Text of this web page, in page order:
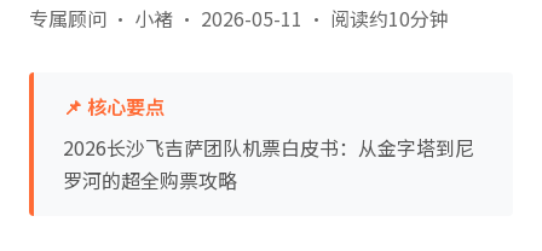
专属顾问 · 小褚 · 2026-05-11 · 阅读约10分钟
📌 核心要点
2026长沙飞吉萨团队机票白皮书：从金字塔到尼
罗河的超全购票攻略